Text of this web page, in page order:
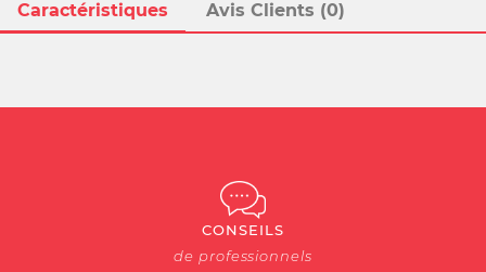
Caractéristiques Avis Clients (0)
CONSEILS
de professionnels